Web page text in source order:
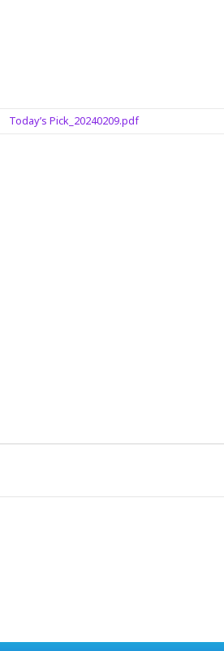
Today’s Pick_20240209.pdf